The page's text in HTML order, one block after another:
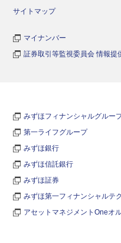
サイトマップ
マイナンバー
証券取引等監視委員会 情報提
みずほフィナンシャルグルー
第一ライフグループ
みずほ銀行
みずほ信託銀行
みずほ証券
みずほ第一フィナンシャルテ
アセットマネジメントOneオ